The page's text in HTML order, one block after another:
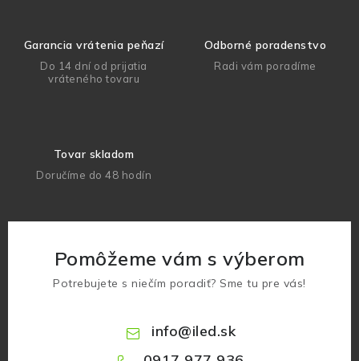
Garancia vrátenia peňazí
Do 14 dní od prijatia
vráteného tovaru
Odborné poradenstvo
Radi vám poradíme
Tovar skladom
Doručíme do 48 hodín
Pomôžeme vám s výberom
Potrebujete s niečím poradiť? Sme tu pre vás!
info@iled.sk